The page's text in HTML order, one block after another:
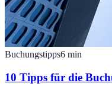
Buchungstipps6 min
10 Tipps für die